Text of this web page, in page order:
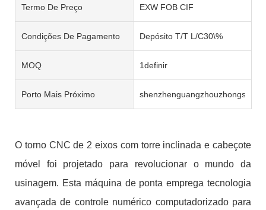
Termo De Preço EXW FOB CIF
Condições De Pagamento Depósito T/T L/C30\%
MOQ 1definir
Porto Mais Próximo shenzhenguangzhouzhongshan
O torno CNC de 2 eixos com torre inclinada e cabeçote
móvel foi projetado para revolucionar o mundo da
usinagem. Esta máquina de ponta emprega tecnologia
avançada de controle numérico computadorizado para